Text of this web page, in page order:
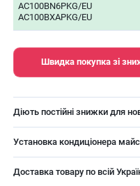
AC100BN6PKG/EU
AC100BXAPKG/EU
Швидка покупка зі
Діють постійні знижки для
Установка кондиціонера
Доставка товару по всій